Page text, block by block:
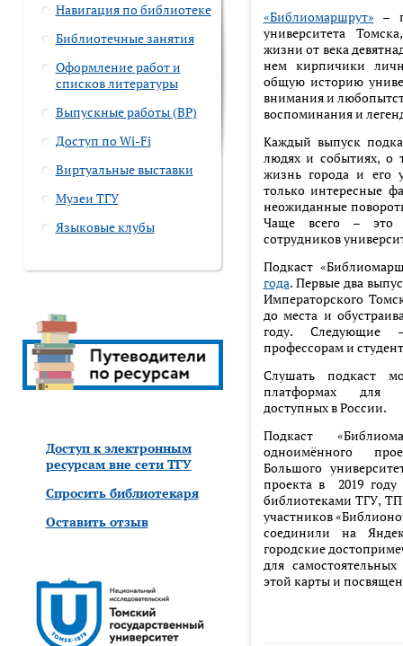
Навигация по библиотеке
Библиотечные занятия
Оформление работ и
списков литературы
Выпускные работы (ВР)
Доступ по Wi-Fi
Виртуальные выставки
Музеи ТГУ
Языковые клубы
Доступ к электронным
ресурсам вне сети ТГУ
Спросить библиотекаря
Оставить отзыв
«Библиомаршрут» –
университета
жизни от века
нем кирпичики
общую историю
внимания и
воспоминания и
Каждый выпуск
людях и событиях, о
жизнь города и его
только интересные
неожиданные
Чаще всего – это
сотрудников
Подкаст
года. Первые два
Императорского
до места и
году. Следующие
профессорам и
Слушать подкаст
платформах для
доступных в России.
Подкаст
одноимённого
Большого
проекта в 2019 году
библиотеками ТГУ,
участников
соединили на
городские
для
этой карты и